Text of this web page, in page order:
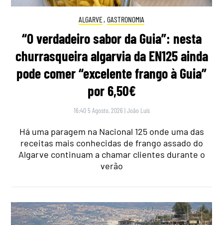
ALGARVE, GASTRONOMIA
“O verdadeiro sabor da Guia”: nesta
churrasqueira algarvia da EN125 ainda
pode comer “excelente frango à Guia”
por 6,50€
16:40 5 Agosto, 2026 |João Luís
Há uma paragem na Nacional 125 onde uma das
receitas mais conhecidas de frango assado do
Algarve continuam a chamar clientes durante o
verão